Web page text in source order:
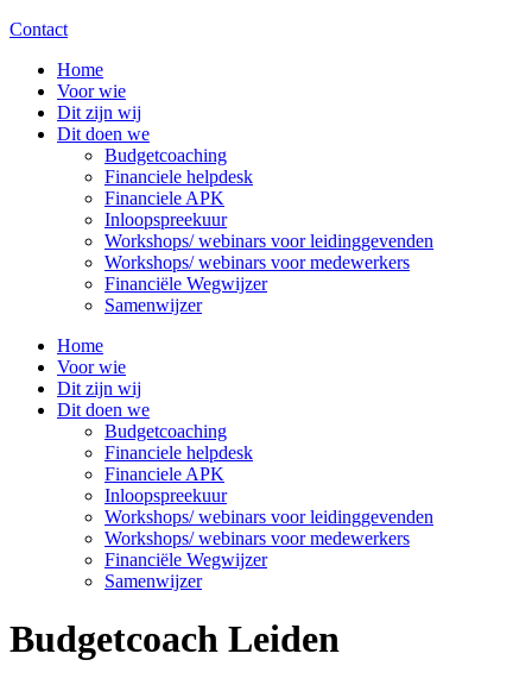
Contact
Home
Voor wie
Dit zijn wij
Dit doen we
Budgetcoaching
Financiele helpdesk
Financiele APK
Inloopspreekuur
Workshops/ webinars voor leidinggevenden
Workshops/ webinars voor medewerkers
Financiële Wegwijzer
Samenwijzer
Home
Voor wie
Dit zijn wij
Dit doen we
Budgetcoaching
Financiele helpdesk
Financiele APK
Inloopspreekuur
Workshops/ webinars voor leidinggevenden
Workshops/ webinars voor medewerkers
Financiële Wegwijzer
Samenwijzer
Budgetcoach Leiden